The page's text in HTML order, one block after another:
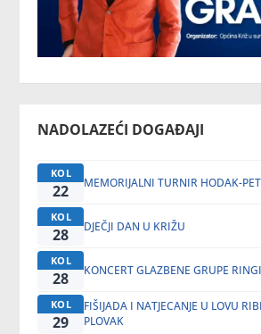
NADOLAZEĆI DOGAĐAJI
KOL
22 MEMORIJALNI TURNIR HODAK-
KOL
28 DJEČJI DAN U KRIŽU
KOL
28 KONCERT GLAZBENE GRUPE
KOL
29
FIŠIJADA I NATJECANJE U LOVU
PLOVAK